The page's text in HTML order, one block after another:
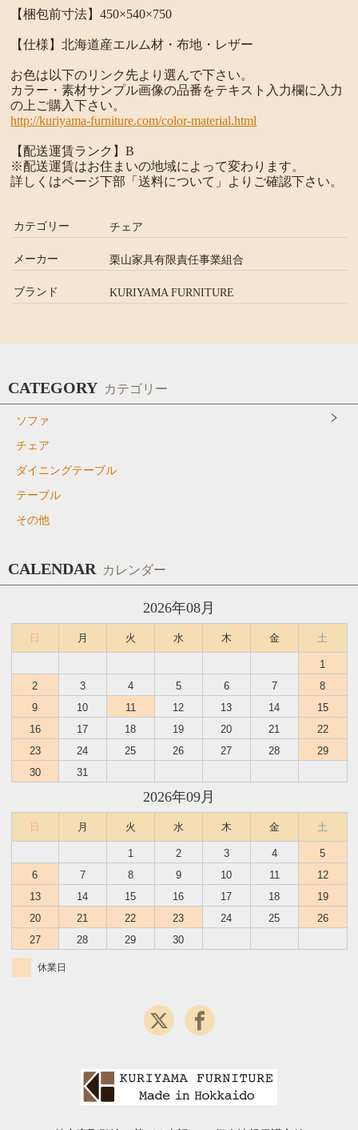
【梱包前寸法】450×540×750
【仕様】北海道産エルム材・布地・レザー
お色は以下のリンク先より選んで下さい。
カラー・素材サンプル画像の品番をテキスト入力欄に入力
の上ご購入下さい。
http://kuriyama-furniture.com/color-material.html
【配送運賃ランク】B
※配送運賃はお住まいの地域によって変わります。
詳しくはページ下部「送料について」よりご確認下さい。
カテゴリー チェア
メーカー 栗山家具有限責任事業組合
ブランド KURIYAMA FURNITURE
CATEGORY カテゴリー
ソファ
チェア
ダイニングテーブル
テーブル
その他
CALENDAR カレンダー
2026年08月
日 月 火 水 木 金 土
1
2
3 4 5 6 7
8
9
10 11 12 13 14
15
16
17 18 19 20 21
22
23
24 25 26 27 28
29
30
31
2026年09月
日 月 火 水 木 金 土
1 2 3 4
5
6
7 8 9 10 11
12
13
14 15 16 17 18
19
20
21 22 23 24 25
26
27
28 29 30
休業日